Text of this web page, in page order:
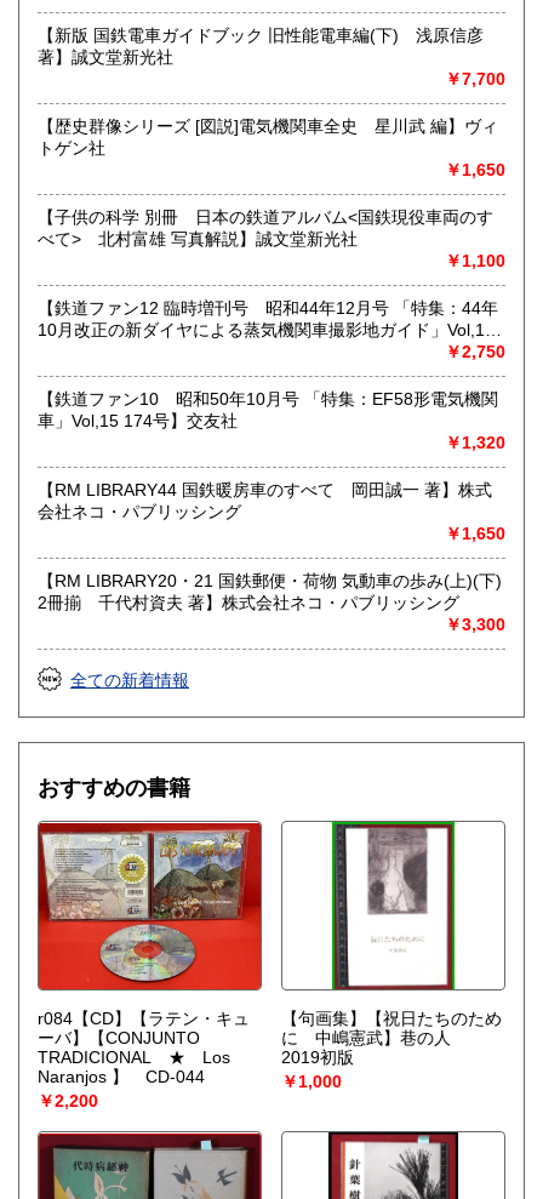
営業時間：(平日)10:00-17:00
定休日：土日祝休/臨時休業有
★出張買取・郵送買取(※要事前相談)致します。
お気軽にご相談ください。
取り扱い分野
近代文献、趣味、サブカルチャー、古書一般（その他）
【新版 国鉄電車ガイドブック 旧性能電車編(下) 浅原信彦
著】誠文堂新光社
￥7,700
【歴史群像シリーズ [図説]電気機関車全史 星川武 編】ヴィ
トゲン社
￥1,650
【子供の科学 別冊 日本の鉄道アルバム<国鉄現役車両のす
べて> 北村富雄 写真解説】誠文堂新光社
￥1,100
【鉄道ファン12 臨時増刊号 昭和44年12月号 「特集：44年
10月改正の新ダイヤによる蒸気機関車撮影地ガイド」Vol,19
￥2,750
【鉄道ファン10 昭和50年10月号 「特集：EF58形電気機関
車」Vol,15 174号】交友社
￥1,320
【RM LIBRARY44 国鉄暖房車のすべて 岡田誠一 著】株式
会社ネコ・パブリッシング
￥1,650
【RM LIBRARY20・21 国鉄郵便・荷物 気動車の歩み(上)(下)
2冊揃 千代村資夫 著】株式会社ネコ・パブリッシング
￥3,300
全ての新着情報
おすすめの書籍
r084【CD】【ラテン・キュ
ーバ】【CONJUNTO
TRADICIONAL ★ Los
Naranjos 】 CD-044
￥2,200
【句画集】【祝日たちのため
に 中嶋憲武】巷の人
2019初版
￥1,000